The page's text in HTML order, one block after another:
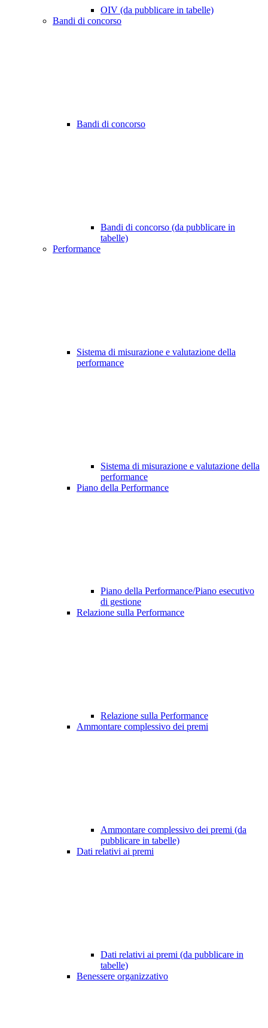
OIV (da pubblicare in tabelle)
Bandi di concorso
Bandi di concorso
Bandi di concorso (da pubblicare in
tabelle)
Performance
Sistema di misurazione e valutazione della
performance
Sistema di misurazione e valutazione della
performance
Piano della Performance
Piano della Performance/Piano esecutivo
di gestione
Relazione sulla Performance
Relazione sulla Performance
Ammontare complessivo dei premi
Ammontare complessivo dei premi (da
pubblicare in tabelle)
Dati relativi ai premi
Dati relativi ai premi (da pubblicare in
tabelle)
Benessere organizzativo